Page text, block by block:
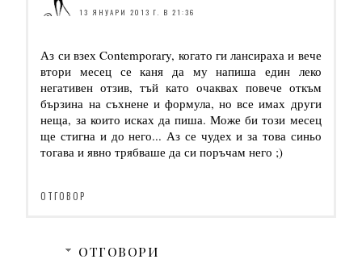
13 ЯНУАРИ 2013 Г. В 21:36
Аз си взех Contemporary, когато ги лансираха и вече
втори месец се каня да му напиша един леко
негативен отзив, тъй като очаквах повече откъм
бързина на съхнене и формула, но все имах други
неща, за които исках да пиша. Може би този месец
ще стигна и до него... Аз се чудех и за това синьо
тогава и явно трябваше да си поръчам него ;)
ОТГОВОР
ОТГОВОРИ